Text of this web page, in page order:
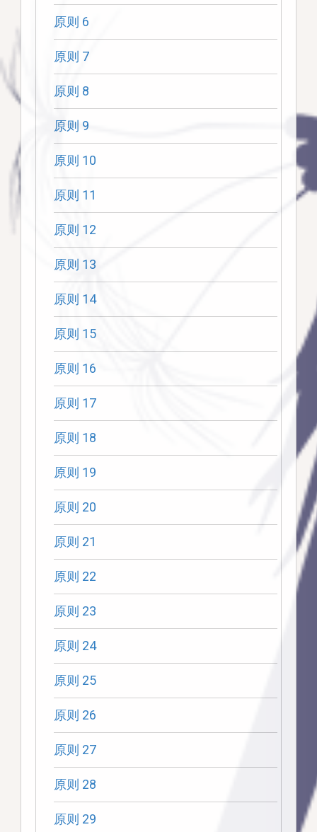
原则 6
原则 7
原则 8
原则 9
原则 10
原则 11
原则 12
原则 13
原则 14
原则 15
原则 16
原则 17
原则 18
原则 19
原则 20
原则 21
原则 22
原则 23
原则 24
原则 25
原则 26
原则 27
原则 28
原则 29